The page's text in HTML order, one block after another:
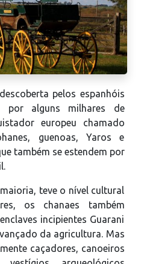
pelos espanhóis
por alguns milhares de
europeu chamado
guenoas, Yaros e
também se estendem por
teve o nível cultural
os chanaes também
incipientes Guarani
da agricultura. Mas
caçadores, canoeiros